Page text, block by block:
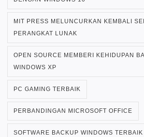
MIT PRESS MELUNCURKAN KEMBALI
PERANGKAT LUNAK
OPEN SOURCE MEMBERI KEHIDUPAN
WINDOWS XP
PC GAMING TERBAIK
PERBANDINGAN MICROSOFT OFFICE
SOFTWARE BACKUP WINDOWS TERBAIK